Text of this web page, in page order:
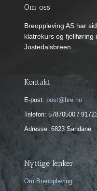
Om oss
Breoppleving AS har
klatrekurs og fjellføring
Jostedalsbreen.
Kontakt
E-post: post@bre.no
Telefon: 57870500 /
Adresse: 6823 Sandane
Nyttige lenker
Om Breoppleving